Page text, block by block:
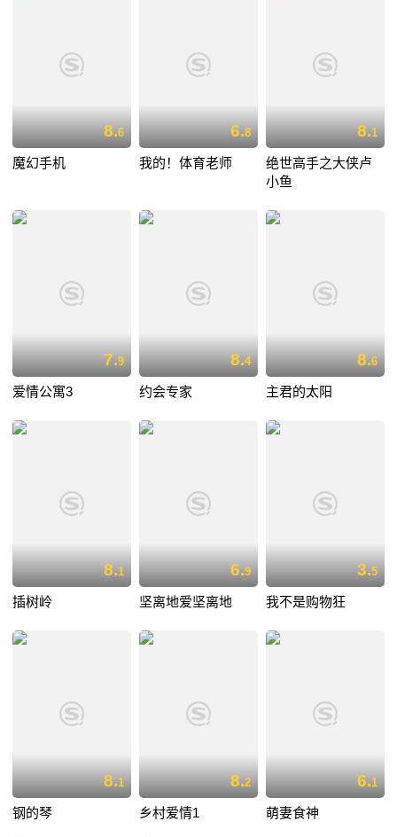
8.6
魔幻手机
6.8
我的！体育老师
8.1
绝世高手之大侠卢
小鱼
7.9
爱情公寓3
8.4
约会专家
8.6
主君的太阳
8.1
插树岭
6.9
坚离地爱坚离地
3.5
我不是购物狂
8.1
钢的琴
8.2
乡村爱情1
6.1
萌妻食神